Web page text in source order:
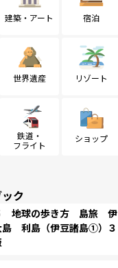
建築・アート 宿泊
世界遺産 リゾート
鉄道・
フライト
ショップ
ク
地球の歩き方 島旅 伊
島 利島（伊豆諸島①）３